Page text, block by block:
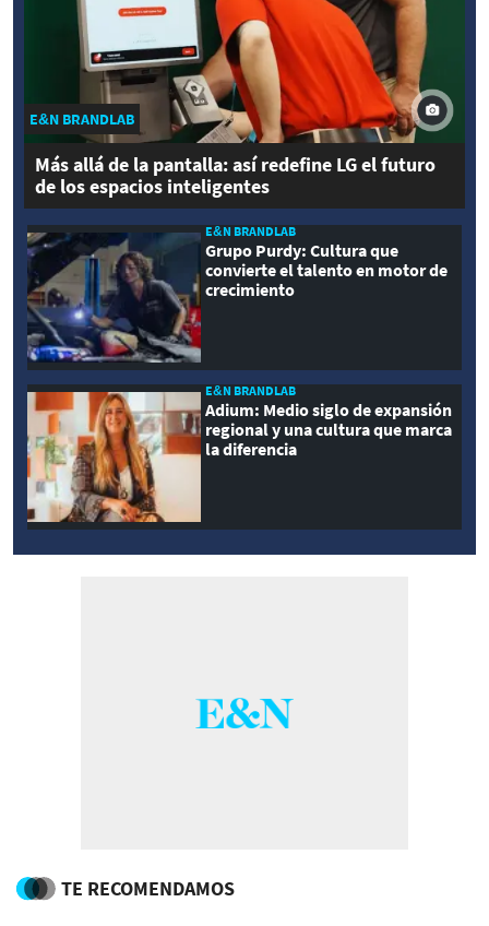
E&N BRANDLAB
Más allá de la pantalla: así redefine LG el futuro
de los espacios inteligentes
E&N BRANDLAB
Grupo Purdy: Cultura que
convierte el talento en motor de
crecimiento
E&N BRANDLAB
Adium: Medio siglo de expansión
regional y una cultura que marca
la diferencia
TE RECOMENDAMOS